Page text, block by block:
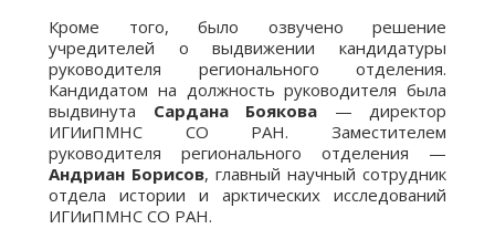
Кроме того, было озвучено решение
учредителей о выдвижении кандидатуры
руководителя регионального отделения.
Кандидатом на должность руководителя была
выдвинута Сардана Боякова — директор
ИГИиПМНС СО РАН. Заместителем
руководителя регионального отделения —
Андриан Борисов, главный научный сотрудник
отдела истории и арктических исследований
ИГИиПМНС СО РАН.